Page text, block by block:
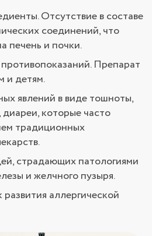
Отсутствие в составе
соединений, что
печень и почки.
Препарат
и детям.
явлений в виде тошноты,
которые часто
традиционных
страдающих патологиями
и желчного пузыря.
аллергической